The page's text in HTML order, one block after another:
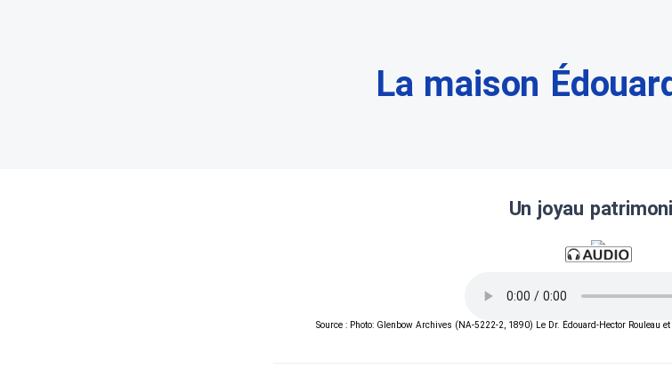
La maison
Un joyau
Source : Photo: Glenbow Archives (NA-5222-2, 1890) Le Dr. Édouard-Hector Rouleau